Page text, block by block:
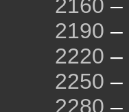
2160 –
2190 –
2220 –
2250 –
2280 –